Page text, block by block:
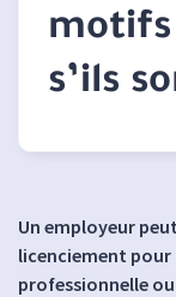
s’ils
Un employeur
licenciement
professionnelle